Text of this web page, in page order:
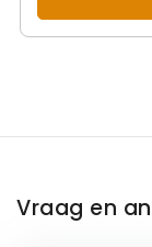
Vraag en